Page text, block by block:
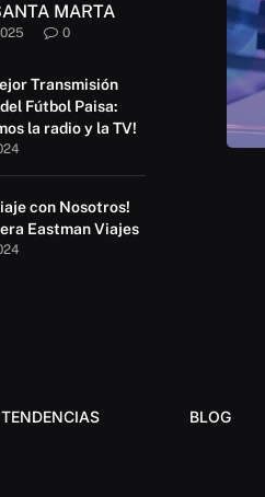
MARTA
0
Transmisión
Fútbol Paisa:
la radio y la TV!
con Nosotros!
Eastman Viajes
TENDENCIAS BLOG